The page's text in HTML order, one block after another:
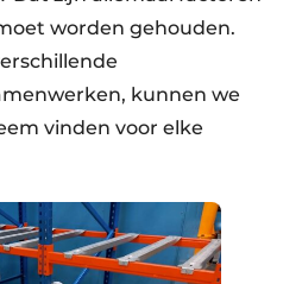
worden gehouden.
kunnen we
vinden voor elke